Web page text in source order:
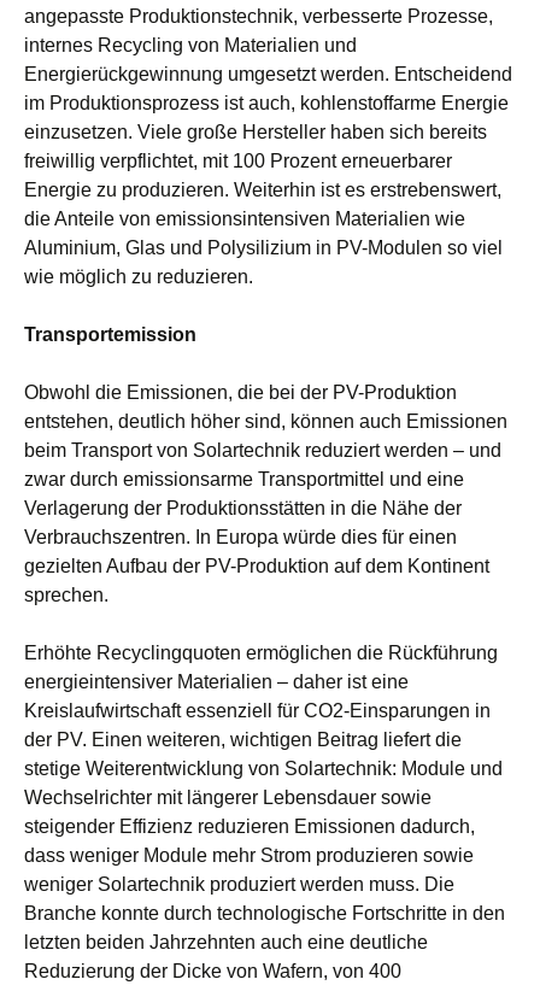
angepasste Produktionstechnik, verbesserte Prozesse,
internes Recycling von Materialien und
Energierückgewinnung umgesetzt werden. Entscheidend
im Produktionsprozess ist auch, kohlenstoffarme Energie
einzusetzen. Viele große Hersteller haben sich bereits
freiwillig verpflichtet, mit 100 Prozent erneuerbarer
Energie zu produzieren. Weiterhin ist es erstrebenswert,
die Anteile von emissionsintensiven Materialien wie
Aluminium, Glas und Polysilizium in PV-Modulen so viel
wie möglich zu reduzieren.
Transportemission
Obwohl die Emissionen, die bei der PV-Produktion
entstehen, deutlich höher sind, können auch Emissionen
beim Transport von Solartechnik reduziert werden – und
zwar durch emissionsarme Transportmittel und eine
Verlagerung der Produktionsstätten in die Nähe der
Verbrauchszentren. In Europa würde dies für einen
gezielten Aufbau der PV-Produktion auf dem Kontinent
sprechen.
Erhöhte Recyclingquoten ermöglichen die Rückführung
energieintensiver Materialien – daher ist eine
Kreislaufwirtschaft essenziell für CO2-Einsparungen in
der PV. Einen weiteren, wichtigen Beitrag liefert die
stetige Weiterentwicklung von Solartechnik: Module und
Wechselrichter mit längerer Lebensdauer sowie
steigender Effizienz reduzieren Emissionen dadurch,
dass weniger Module mehr Strom produzieren sowie
weniger Solartechnik produziert werden muss. Die
Branche konnte durch technologische Fortschritte in den
letzten beiden Jahrzehnten auch eine deutliche
Reduzierung der Dicke von Wafern, von 400